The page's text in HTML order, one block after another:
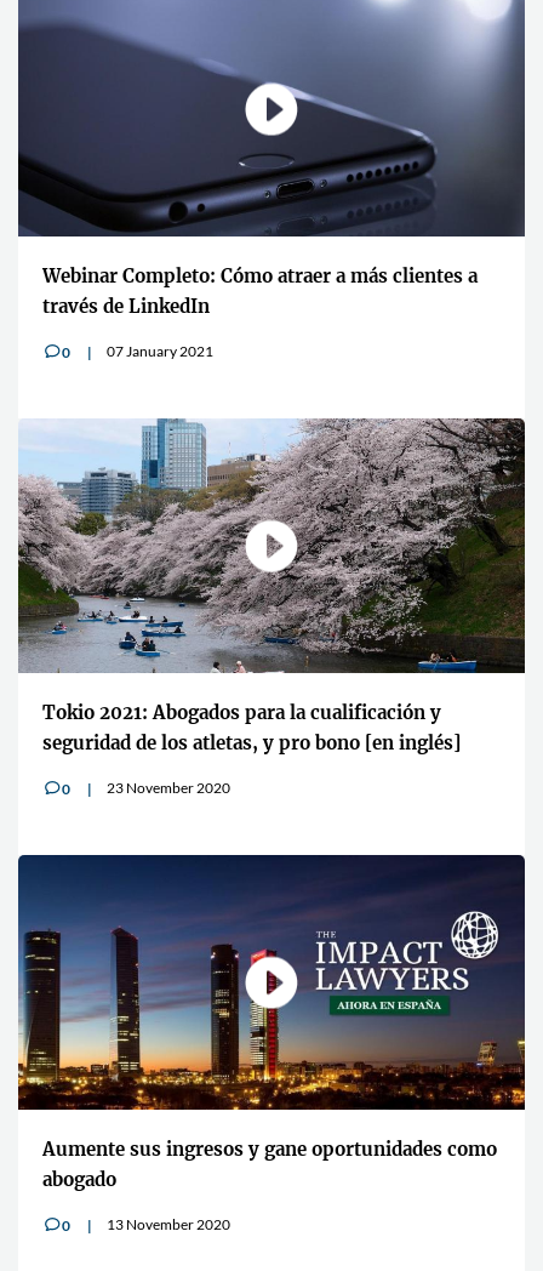
Webinar Completo: Cómo atraer a más clientes a
través de LinkedIn
v0 07 January 2021
Tokio 2021: Abogados para la cualificación y
seguridad de los atletas, y pro bono [en inglés]
v0 23 November 2020
Aumente sus ingresos y gane oportunidades como
abogado
v0 13 November 2020